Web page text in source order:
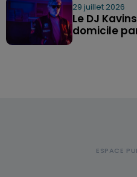
29 juillet 2026
Le DJ
domicile